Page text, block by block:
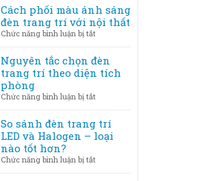
phẩm
kiệm
điện
nhưng
đẹp
lầm
thường
gặp
đèn
trang
và
khắc
phục
Cách phối màu ánh sáng
đèn trang trí với nội thất
Chức năng bình luận bị tắtở
phối
màu
ánh
trí
với
thất
Nguyên tắc chọn đèn
trang trí theo diện tích
phòng
Chức năng bình luận bị tắtở
tắc
chọn
đèn
So sánh đèn trang trí
LED và Halogen – loại
nào tốt hơn?
Chức năng bình luận bị tắtở